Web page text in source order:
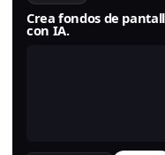
Crea fondos de
con IA.